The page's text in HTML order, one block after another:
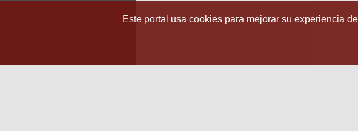
Este portal usa cookies para mejorar su experiencia